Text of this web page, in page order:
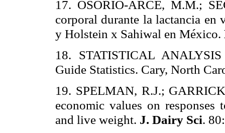
17. OSORIO-ARCE, M.M.;
corporal durante la lactancia en
y Holstein x Sahiwal en México.
18. STATISTICAL
Guide Statistics. Cary, North
19. SPELMAN, R.J.;
economic values on
and live weight. J. Dairy Sci.